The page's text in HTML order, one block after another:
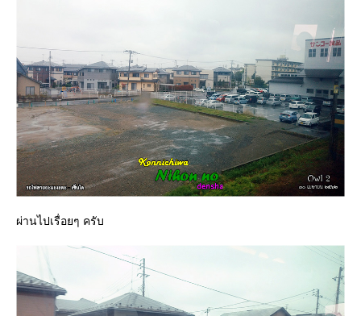
ผ่านไปเรื่อยๆ ครับ